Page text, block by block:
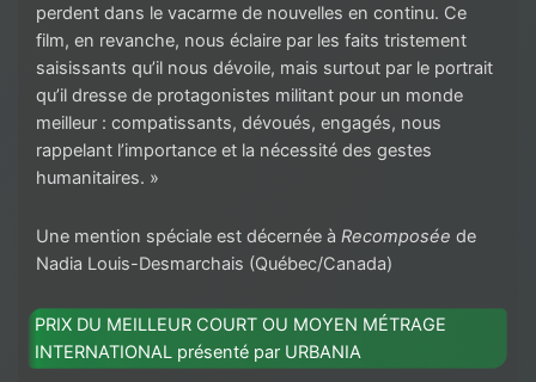
perdent dans le vacarme de nouvelles en continu. Ce
film, en revanche, nous éclaire par les faits tristement
saisissants qu’il nous dévoile, mais surtout par le portrait
qu’il dresse de protagonistes militant pour un monde
meilleur : compatissants, dévoués, engagés, nous
rappelant l’importance et la nécessité des gestes
humanitaires. »
Une mention spéciale est décernée à Recomposée de
Nadia Louis-Desmarchais (Québec/Canada)
PRIX DU MEILLEUR COURT OU MOYEN MÉTRAGE
INTERNATIONAL présenté par URBANIA